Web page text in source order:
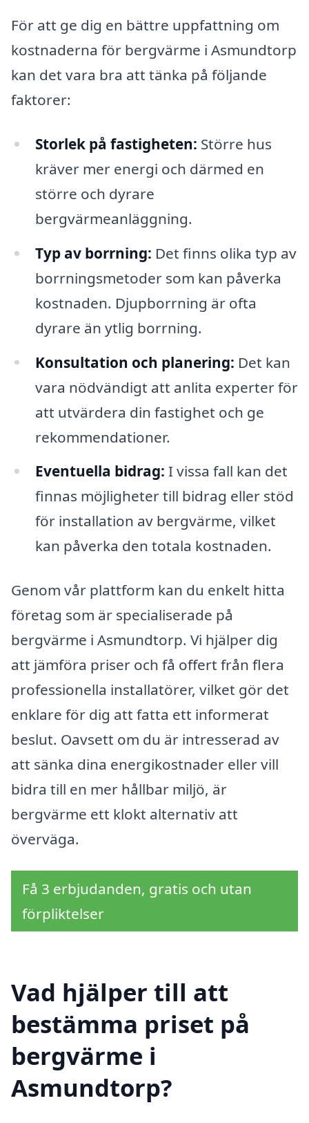
För att ge dig en bättre uppfattning om
kostnaderna för bergvärme i Asmundtorp
kan det vara bra att tänka på följande
faktorer:
Storlek på fastigheten: Större hus
kräver mer energi och därmed en
större och dyrare
bergvärmeanläggning.
Typ av borrning: Det finns olika typ av
borrningsmetoder som kan påverka
kostnaden. Djupborrning är ofta
dyrare än ytlig borrning.
Konsultation och planering: Det kan
vara nödvändigt att anlita experter för
att utvärdera din fastighet och ge
rekommendationer.
Eventuella bidrag: I vissa fall kan det
finnas möjligheter till bidrag eller stöd
för installation av bergvärme, vilket
kan påverka den totala kostnaden.
Genom vår plattform kan du enkelt hitta
företag som är specialiserade på
bergvärme i Asmundtorp. Vi hjälper dig
att jämföra priser och få offert från flera
professionella installatörer, vilket gör det
enklare för dig att fatta ett informerat
beslut. Oavsett om du är intresserad av
att sänka dina energikostnader eller vill
bidra till en mer hållbar miljö, är
bergvärme ett klokt alternativ att
överväga.
Få 3 erbjudanden, gratis och utan
förpliktelser
Vad hjälper till att
bestämma priset på
bergvärme i
Asmundtorp?